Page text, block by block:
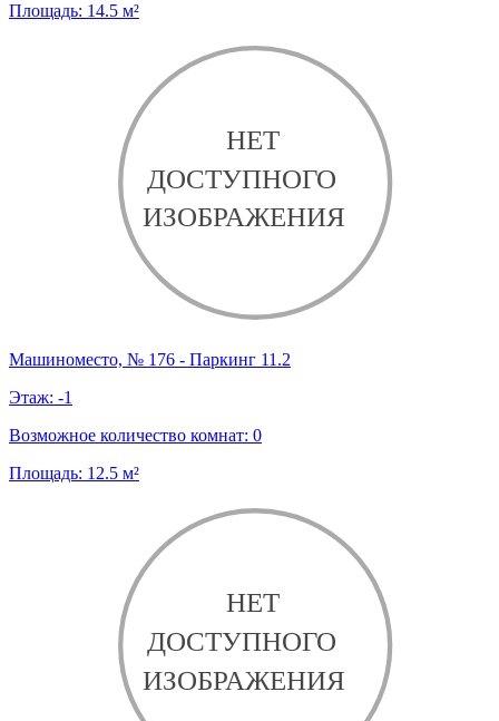
Площадь: 14.5 м²
Машиноместо, № 176 - Паркинг 11.2
Этаж: -1
Возможное количество комнат: 0
Площадь: 12.5 м²